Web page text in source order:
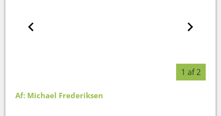
1 af 2
Af: Michael Frederiksen